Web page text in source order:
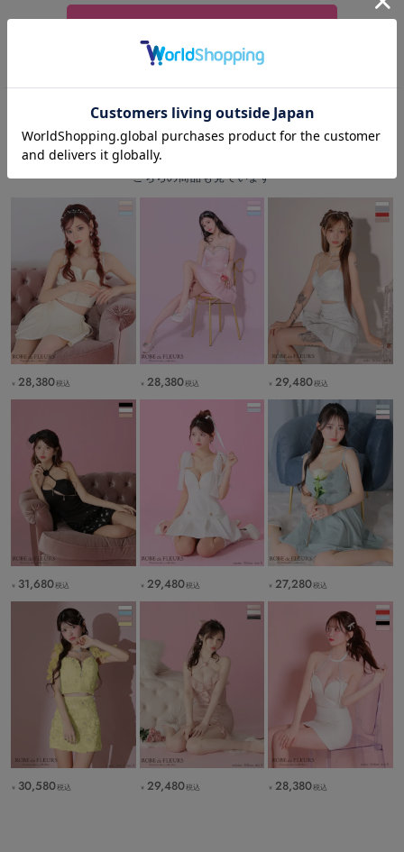
カートボタンへ
RECOMMEND
この商品を見た人は
こちらの商品も見ています
￥ 28,380税込 ￥ 28,380税込 ￥ 29,480税込
￥ 31,680税込 ￥ 29,480税込 ￥ 27,280税込
￥ 30,580税込 ￥ 29,480税込 ￥ 28,380税込